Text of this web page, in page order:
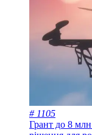
# 1105
Грант до 8